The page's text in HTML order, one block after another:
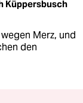
Küppersbusch
Merz, und
den